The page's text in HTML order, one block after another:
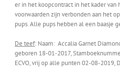
er in het koopcontract in het kader van
voorwaarden zijn verbonden aan het
pups. Alle pups hebben al een baasje
De teef: Naam: Accalia Garnet
geboren 18-01-2017,
ECVO, vrij op alle punten 02-08-2019,